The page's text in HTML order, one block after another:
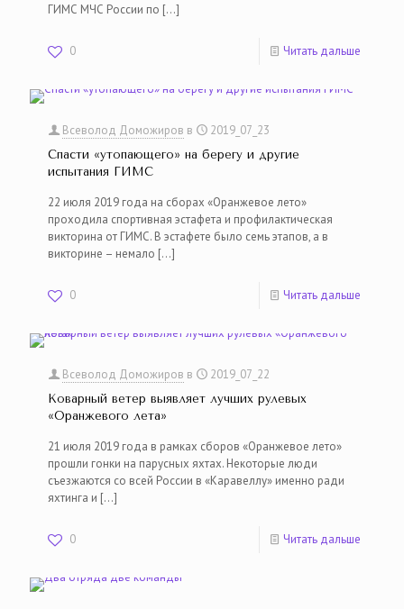
ГИМС МЧС России по […]
0 Читать дальше
Всеволод Доможиров в 2019_07_23
Спасти «утопающего» на берегу и другие
испытания ГИМС
22 июля 2019 года на сборах «Оранжевое лето»
проходила спортивная эстафета и профилактическая
викторина от ГИМС. В эстафете было семь этапов, а в
викторине – немало […]
0 Читать дальше
Всеволод Доможиров в 2019_07_22
Коварный ветер выявляет лучших рулевых
«Оранжевого лета»
21 июля 2019 года в рамках сборов «Оранжевое лето»
прошли гонки на парусных яхтах. Некоторые люди
съезжаются со всей России в «Каравеллу» именно ради
яхтинга и […]
0 Читать дальше